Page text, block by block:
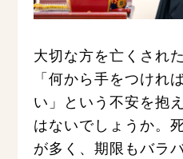
大切な方を亡くされ
「何から手をつけれ
い」という不安を抱
はないでしょうか。
が多く、期限もバラ